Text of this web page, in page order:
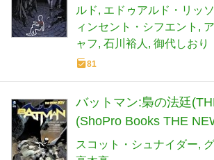
ルド
エドゥアルド・リッソ
ィンセント・シフエント
ャフ 石川裕人 御代しおり
81
バットマン:梟の法廷
(ShoPro Books THE
スコット・シュナイダー